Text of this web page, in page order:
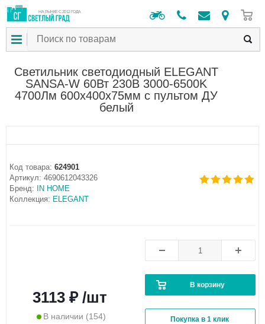
НА РЫНКЕ С 2012 ГОДА
Светильник светодиодный ELEGANT
SANSA-W 60Вт 230В 3000-6500K
4700Лм 600х400х75мм c пультом ДУ
белый
Код товара: 624901
Артикул: 4690612043326
Бренд:
IN HOME
Коллекция: ELEGANT
3113 ₽ /шт
В наличии (154)
В корзину
Покупка в 1 клик